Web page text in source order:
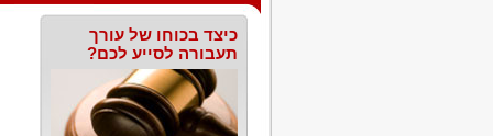
כיצד בכוחו של עורך
תעבורה לסייע לכם?